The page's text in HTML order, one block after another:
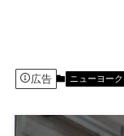
広告 ニューヨーク